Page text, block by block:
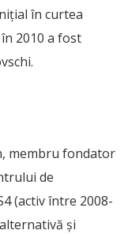
în curtea
2010 a fost
membru fondator
de
(activ între 2008-
și